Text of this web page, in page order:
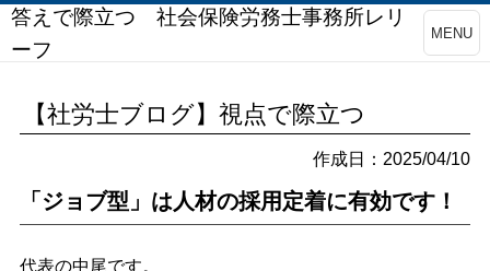
答えで際立つ 社会保険労務士事務所レリ
ーフ
MENU
【社労士ブログ】視点で際立つ
作成日：2025/04/10
「ジョブ型」は人材の採用定着に有効です！
代表の中尾です。